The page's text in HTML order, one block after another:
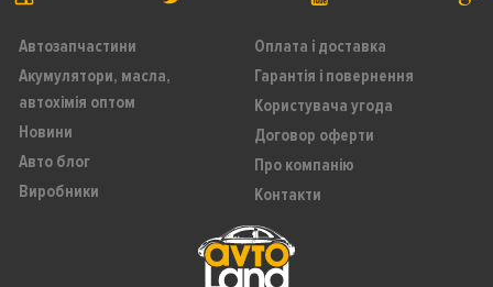
Автозапчастини
Акумулятори, масла,
автохімія оптом
Новини
Авто блог
Виробники
Оплата і доставка
Гарантія і повернення
Користувача угода
Договор оферти
Про компанію
Контакти